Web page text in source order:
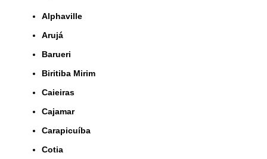
Alphaville
Arujá
Barueri
Biritiba Mirim
Caieiras
Cajamar
Carapicuíba
Cotia